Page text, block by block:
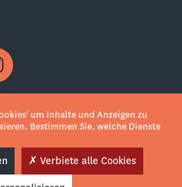
Cie SA
um Inhalte und Anzeigen zu
Bestimmen Sie, welche Dienste
Verbiete alle Cookies